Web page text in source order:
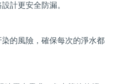
計更安全防漏。
的風險，確保每次的淨水都